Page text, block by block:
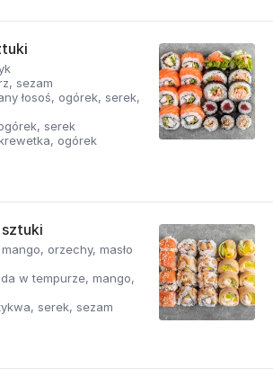
sezam
łosoś, ogórek, serek,
serek
ogórek
sztuki
orzechy, masło
w tempurze, mango,
serek, sezam